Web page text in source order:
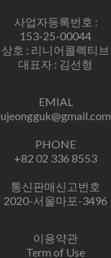
사업자등록번호 :
153-25-00044
상호 : 리니어콜렉티브
대표자 : 김선형
EMIAL
ujeongguk@gmail.com
PHONE
+82 02 336 8553
통신판매신고번호
2020-서울마포-3496
이용약관
Term of Use